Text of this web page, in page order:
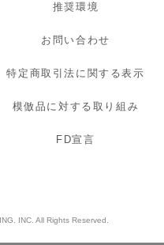
推奨環境
お問い合わせ
特定商取引法に関する表示
模倣品に対する取り組み
FD宣言
INC. All Rights Reserved.